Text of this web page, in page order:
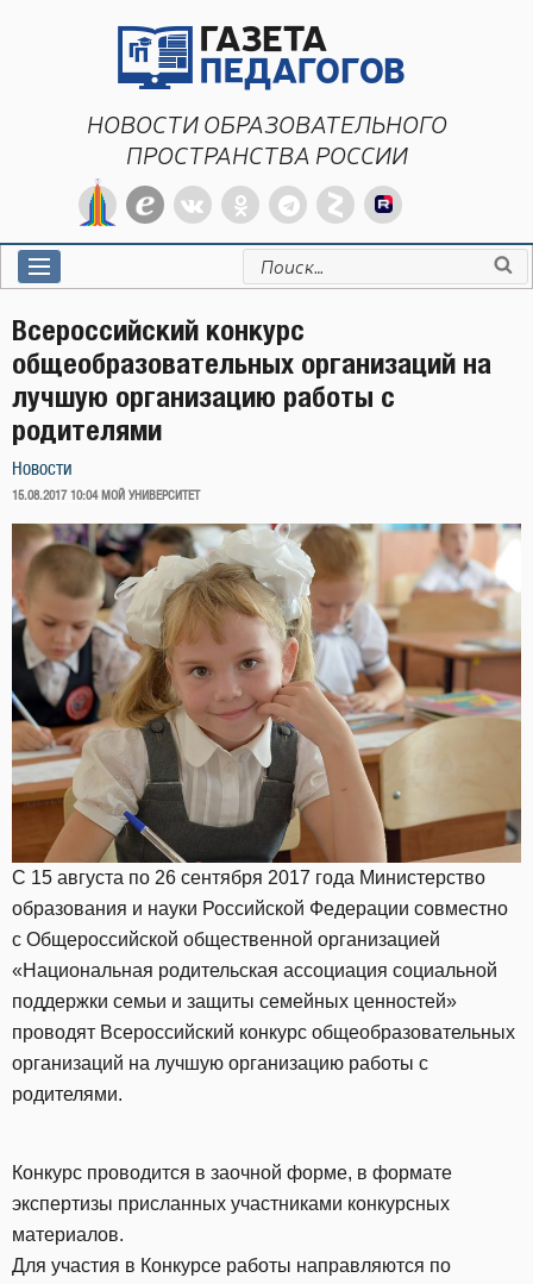
НОВОСТИ ОБРАЗОВАТЕЛЬНОГО
ПРОСТРАНСТВА РОССИИ
Искать:
Всероссийский конкурс
общеобразовательных организаций на
лучшую организацию работы с
родителями
Новости
ОПУБЛИКОВАНО
15.08.2017 10:04 МОЙ УНИВЕРСИТЕТ
С 15 августа по 26 сентября 2017 года Министерство
образования и науки Российской Федерации совместно
с Общероссийской общественной организацией
«Национальная родительская ассоциация социальной
поддержки семьи и защиты семейных ценностей»
проводят Всероссийский конкурс общеобразовательных
организаций на лучшую организацию работы с
родителями.
Конкурс проводится в заочной форме, в формате
экспертизы присланных участниками конкурсных
материалов.
Для участия в Конкурсе работы направляются по